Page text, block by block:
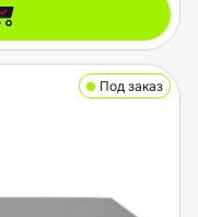
Под заказ